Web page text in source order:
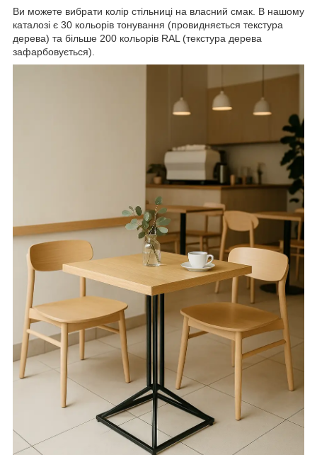
Ви можете вибрати колір стільниці на власний смак. В нашому
каталозі є 30 кольорів тонування (провидняється текстура
дерева) та більше 200 кольорів RAL (текстура дерева
зафарбовується).